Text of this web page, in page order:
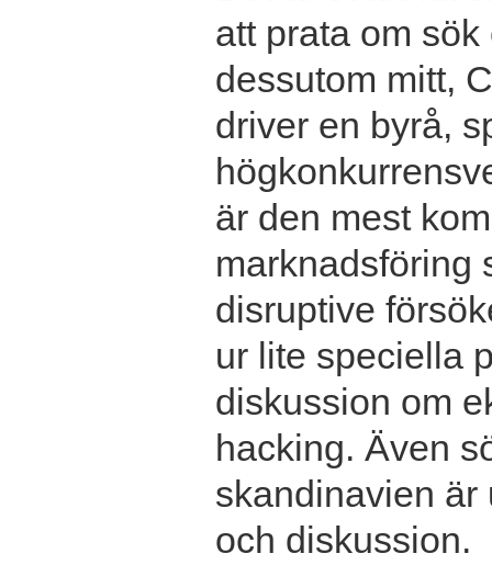
att prata om
dessutom mitt,
driver en byrå,
är den mest
marknadsföring
disruptive
ur lite speciella
diskussion om
hacking. Även
skandinavien är
och diskussion.